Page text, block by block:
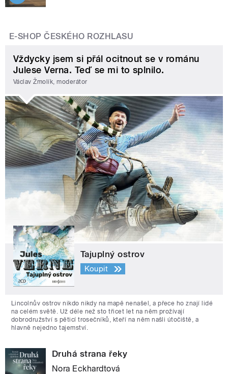
E-SHOP ČESKÉHO ROZHLASU
Vždycky jsem si přál ocitnout se v románu
Julese Verna. Teď se mi to splnilo.
Václav Žmolík, moderátor
Tajuplný ostrov
Koupit
Lincolnův ostrov nikdo nikdy na mapě nenašel, a přece ho znají lidé
na celém světě. Už déle než sto třicet let na něm prožívají
dobrodružství s pěticí trosečníků, kteří na něm našli útočiště, a
hlavně nejedno tajemství.
Druhá strana řeky
Nora Eckhardtová